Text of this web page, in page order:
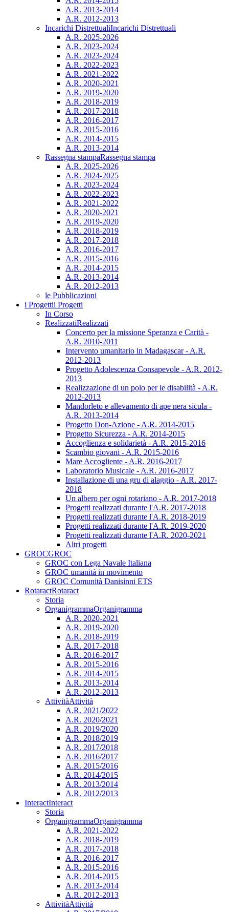
A.R. 2013-2014
A.R. 2012-2013
Incarichi DistrettualiIncarichi Distrettuali
A.R. 2025-2026
A.R. 2023-2024
A.R. 2023-2024
A.R. 2022-2023
A.R. 2021-2022
A.R. 2020-2021
A.R. 2019-2020
A.R. 2018-2019
A.R. 2017-2018
A.R. 2016-2017
A.R. 2015-2016
A.R. 2014-2015
A.R. 2013-2014
Rassegna stampaRassegna stampa
A.R. 2025-2026
A.R. 2024-2025
A.R. 2023-2024
A.R. 2022-2023
A.R. 2021-2022
A.R. 2020-2021
A.R. 2019-2020
A.R. 2018-2019
A.R. 2017-2018
A.R. 2016-2017
A.R. 2015-2016
A.R. 2014-2015
A.R. 2013-2014
A.R. 2012-2013
le Pubblicazioni
i Progettii Progetti
In Corso
RealizzatiRealizzati
Concerto per la missione Speranza e Carità -
A.R. 2010-2011
Intervento umanitario in Madagascar - A.R.
2012-2013
Progetto Adolescenza Consapevole - A.R. 2012-
2013
Realizzazione di un polo per le disabilità - A.R.
2012-2013
Mandorleto e allevamento di ape nera sicula -
A.R. 2013-2014
Progetto Don-Azione - A.R. 2014-2015
Progetto Sicurezza - A.R. 2014-2015
Accoglienza e solidarietà - A.R. 2015-2016
Scambio giovani - A.R. 2015-2016
Mare Accogliente - A.R. 2016-2017
Laboratorio Musicale - A.R. 2016-2017
Installazione di una gru di alaggio - A.R. 2017-
2018
Un albero per ogni rotariano - A.R. 2017-2018
Progetti realizzati durante l'A.R. 2017-2018
Progetti realizzati durante l'A.R. 2018-2019
Progetti realizzati durante l'A.R. 2019-2020
Progetti realizzati durante l'A.R. 2020-2021
Altri progetti
GROCGROC
GROC con Lega Navale Italiana
GROC umanità in movimento
GROC Comunità Danisinni ETS
RotaractRotaract
Storia
OrganigrammaOrganigramma
A.R. 2020-2021
A.R. 2019-2020
A.R. 2018-2019
A.R. 2017-2018
A.R. 2016-2017
A.R. 2015-2016
A.R. 2014-2015
A.R. 2013-2014
A.R. 2012-2013
AttivitàAttività
A.R. 2021/2022
A.R. 2020/2021
A.R. 2019/2020
A.R. 2018/2019
A.R. 2017/2018
A.R. 2016/2017
A.R. 2015/2016
A.R. 2014/2015
A.R. 2013/2014
A.R. 2012/2013
InteractInteract
Storia
OrganigrammaOrganigramma
A.R. 2021-2022
A.R. 2018-2019
A.R. 2017-2018
A.R. 2016-2017
A.R. 2015-2016
A.R. 2014-2015
A.R. 2013-2014
A.R. 2012-2013
AttivitàAttività